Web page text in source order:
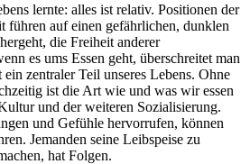
lernte: alles ist relativ. Positionen der
führen auf einen gefährlichen, dunklen
die Freiheit anderer
es ums Essen geht, überschreitet man
zentraler Teil unseres Lebens. Ohne
ist die Art wie und was wir essen
und der weiteren Sozialisierung.
und Gefühle hervorrufen, können
Jemanden seine Leibspeise zu
hat Folgen.